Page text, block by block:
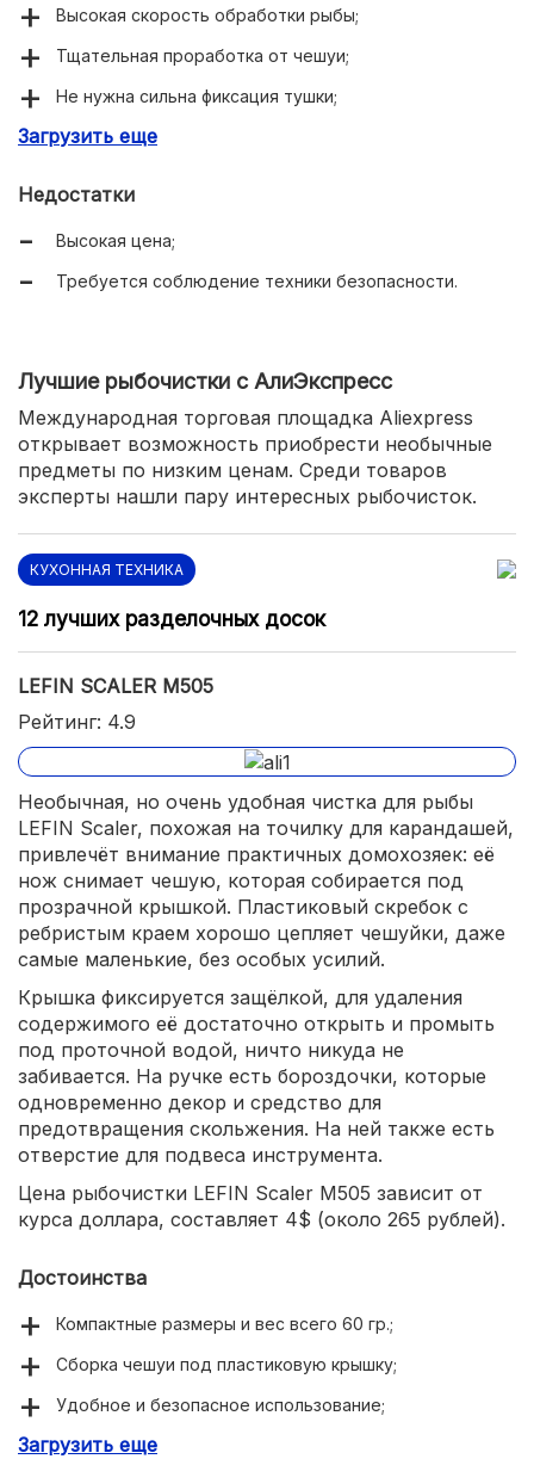
Высокая скорость обработки рыбы;
Тщательная проработка от чешуи;
Не нужна сильна фиксация тушки;
Защитный кожух от разлетания чешуи.
Загрузить еще
Недостатки
Высокая цена;
Требуется соблюдение техники безопасности.
Лучшие рыбочистки с АлиЭкспресс
Международная торговая площадка Aliexpress
открывает возможность приобрести необычные
предметы по низким ценам. Среди товаров
эксперты нашли пару интересных рыбочисток.
КУХОННАЯ ТЕХНИКА
12 лучших разделочных досок
LEFIN SCALER M505
Рейтинг: 4.9
Необычная, но очень удобная чистка для рыбы
LEFIN Scaler, похожая на точилку для карандашей,
привлечёт внимание практичных домохозяек: её
нож снимает чешую, которая собирается под
прозрачной крышкой. Пластиковый скребок с
ребристым краем хорошо цепляет чешуйки, даже
самые маленькие, без особых усилий.
Крышка фиксируется защёлкой, для удаления
содержимого её достаточно открыть и промыть
под проточной водой, ничто никуда не
забивается. На ручке есть бороздочки, которые
одновременно декор и средство для
предотвращения скольжения. На ней также есть
отверстие для подвеса инструмента.
Цена рыбочистки LEFIN Scaler M505 зависит от
курса доллара, составляет 4$ (около 265 рублей).
Достоинства
Компактные размеры и вес всего 60 гр.;
Сборка чешуи под пластиковую крышку;
Удобное и безопасное использование;
Низкая цена.
Загрузить еще